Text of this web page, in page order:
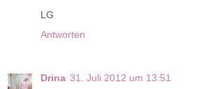
LG
Antworten
Drina 31. Juli 2012 um 13:51